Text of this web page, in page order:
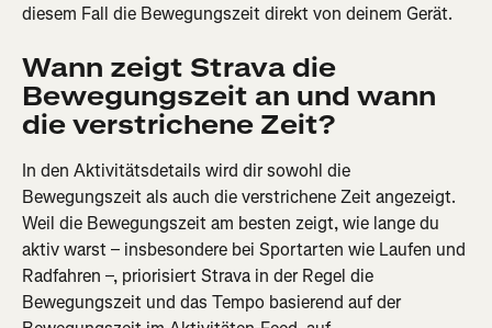
diesem Fall die Bewegungszeit direkt von deinem Gerät.
Wann zeigt Strava die
Bewegungszeit an und wann
die verstrichene Zeit?
In den Aktivitätsdetails wird dir sowohl die
Bewegungszeit als auch die verstrichene Zeit angezeigt.
Weil die Bewegungszeit am besten zeigt, wie lange du
aktiv warst – insbesondere bei Sportarten wie Laufen und
Radfahren –, priorisiert Strava in der Regel die
Bewegungszeit und das Tempo basierend auf der